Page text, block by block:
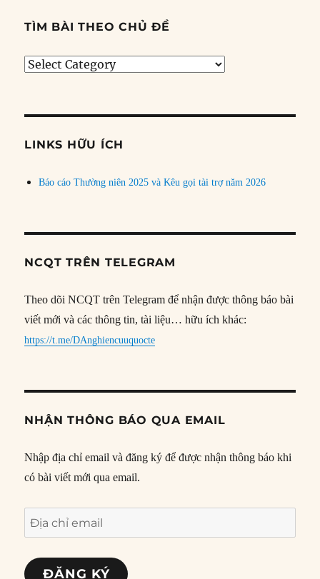
TÌM BÀI THEO CHỦ ĐỀ
Tìm
đề
LINKS HỮU ÍCH
Báo cáo Thường niên 2025 và Kêu gọi tài trợ năm 2026
NCQT TRÊN TELEGRAM
Theo dõi NCQT trên Telegram để nhận được thông báo bài
viết mới và các thông tin, tài liệu… hữu ích khác:
https://t.me/DAnghiencuuquocte
NHẬN THÔNG BÁO QUA EMAIL
Nhập địa chỉ email và đăng ký để được nhận thông báo khi
có bài viết mới qua email.
Địa
chỉ
email
ĐĂNG KÝ